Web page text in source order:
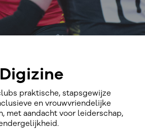
Digizine
praktische, stapsgewijze
en vrouwvriendelijke
met aandacht voor leiderschap,